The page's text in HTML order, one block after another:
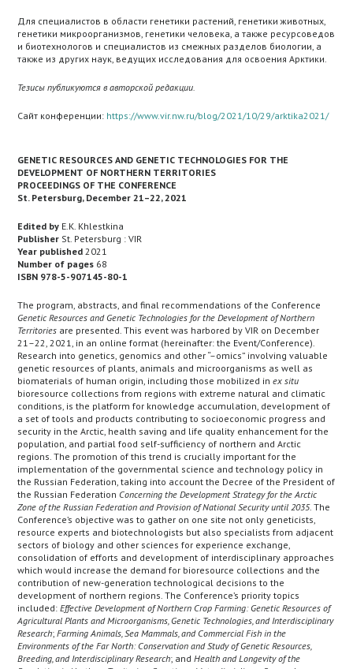
Для специалистов в области генетики растений, генетики животных,
генетики микроорганизмов, генетики человека, а также ресурсоведов
и биотехнологов и специалистов из смежных разделов биологии, а
также из других наук, ведущих исследования для освоения Арктики.
Тезисы публикуются в авторской редакции.
Сайт конференции: https://www.vir.nw.ru/blog/2021/10/29/arktika2021/
GENETIC RESOURCES AND GENETIC TECHNOLOGIES FOR THE
DEVELOPMENT OF NORTHERN TERRITORIES
PROCEEDINGS OF THE CONFERENCE
St. Petersburg, December 21–22, 2021
Edited by E.K. Khlestkina
Publisher St. Petersburg : VIR
Year published 2021
Number of pages 68
ISBN 978-5-907145-80-1
The program, abstracts, and final recommendations of the Conference
Genetic Resources and Genetic Technologies for the Development of Northern
Territories are presented. This event was harbored by VIR on December
21–22, 2021, in an online format (hereinafter: the Event/Conference).
Research into genetics, genomics and other “–omics” involving valuable
genetic resources of plants, animals and microorganisms as well as
biomaterials of human origin, including those mobilized inex situ
bioresource collections from regions with extreme natural and climatic
conditions, is the platform for knowledge accumulation, development of
a set of tools and products contributing to socioeconomic progress and
security in the Arctic, health saving and life quality enhancement for the
population, and partial food self-sufficiency of northern and Arctic
regions. The promotion of this trend is crucially important for the
implementation of the governmental science and technology policy in
the Russian Federation, taking into account the Decree of the President of
the Russian FederationConcerning the Development Strategy for the Arctic
Zone of the Russian Federation and Provision of National Security until 2035. The
Conference’s objective was to gather on one site not only geneticists,
resource experts and biotechnologists but also specialists from adjacent
sectors of biology and other sciences for experience exchange,
consolidation of efforts and development of interdisciplinary approaches
which would increase the demand for bioresource collections and the
contribution of new-generation technological decisions to the
development of northern regions. The Conference’s priority topics
included:Effective Development of Northern Crop Farming: Genetic Resources of
Agricultural Plants and Microorganisms, Genetic Technologies, and Interdisciplinary
Research;Farming Animals, Sea Mammals, and Commercial Fish in the
Environments of the Far North: Conservation and Study of Genetic Resources,
Breeding, and Interdisciplinary Research; andHealth and Longevity of the